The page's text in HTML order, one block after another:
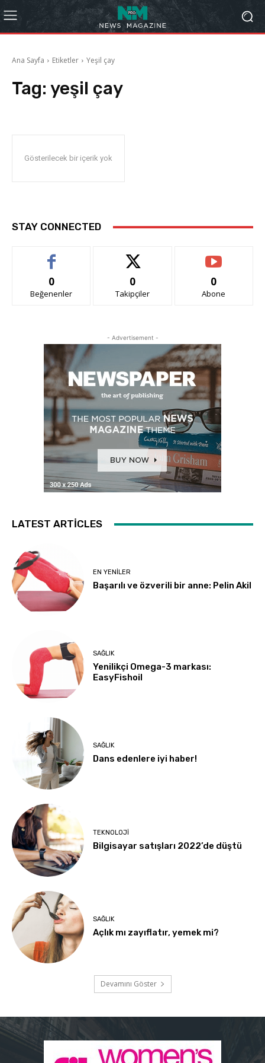
Ana Sayfa Etiketler Yeşil çay
Tag: yeşil çay
Gösterilecek bir içerik yok
STAY CONNECTED
0
Beğenenler
0
Takipçiler
0
Abone
- Advertisement -
LATEST ARTICLES
EN YENILER
Başarılı ve özverili bir anne: Pelin Akil
SAĞLIK
Yenilikçi Omega-3 markası:
EasyFishoil
SAĞLIK
Dans edenlere iyi haber!
TEKNOLOJI
Bilgisayar satışları 2022’de düştü
SAĞLIK
Açlık mı zayıflatır, yemek mi?
Devamını Göster